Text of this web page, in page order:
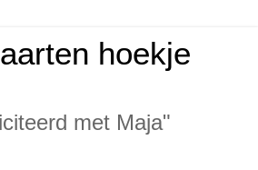
hoekje
met Maja"